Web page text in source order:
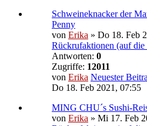
Schweineknacker der
Penny
von Erika » Do 18. Feb
Rückrufaktionen (auf
Antworten: 0
Zugriffe: 12011
von Erika Neuester
Do 18. Feb 2021, 07:55
MING CHU´s Sushi-
von Erika » Mi 17. Feb